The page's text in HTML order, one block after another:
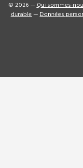
© 2026 —Qui sommes-
durable—Données